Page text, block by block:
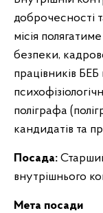
доброчесності
місія
безпеки,
працівників
поліграфа
кандидатів та
Посада:
внутрішнього
Мета посади